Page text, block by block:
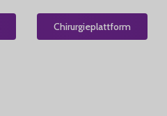
Chirurgieplattform